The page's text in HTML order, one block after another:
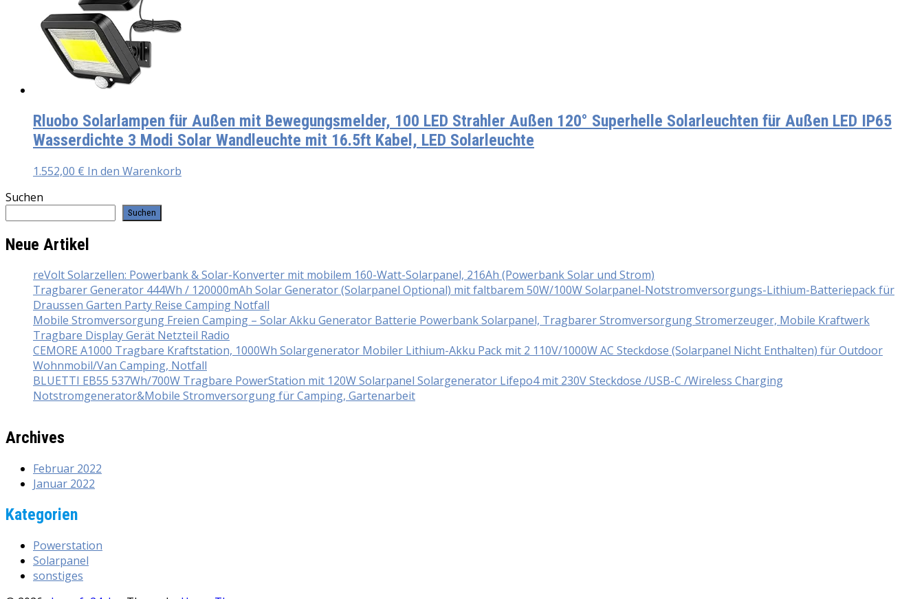
Rluobo Solarlampen für Außen mit Bewegungsmelder, 100 LED Strahler Außen 120° Superhelle Solarleuchten für Außen LED IP65
Wasserdichte 3 Modi Solar Wandleuchte mit 16.5ft Kabel, LED Solarleuchte
1.552,00 € In den Warenkorb
Suchen
Suchen
Neue Artikel
reVolt Solarzellen: Powerbank & Solar-Konverter mit mobilem 160-Watt-Solarpanel, 216Ah (Powerbank Solar und Strom)
Tragbarer Generator 444Wh / 120000mAh Solar Generator (Solarpanel Optional) mit faltbarem 50W/100W Solarpanel-Notstromversorgungs-Lithium-Batteriepack für
Draussen Garten Party Reise Camping Notfall
Mobile Stromversorgung Freien Camping – Solar Akku Generator Batterie Powerbank Solarpanel, Tragbarer Stromversorgung Stromerzeuger, Mobile Kraftwerk
Tragbare Display Gerät Netzteil Radio
CEMORE A1000 Tragbare Kraftstation, 1000Wh Solargenerator Mobiler Lithium-Akku Pack mit 2 110V/1000W AC Steckdose (Solarpanel Nicht Enthalten) für Outdoor
Wohnmobil/Van Camping, Notfall
BLUETTI EB55 537Wh/700W Tragbare PowerStation mit 120W Solarpanel Solargenerator Lifepo4 mit 230V Steckdose /USB-C /Wireless Charging
Notstromgenerator&Mobile Stromversorgung für Camping, Gartenarbeit
Archives
Februar 2022
Januar 2022
Kategorien
Powerstation
Solarpanel
sonstiges